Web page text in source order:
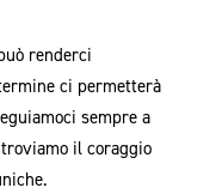
renderci
ci permetterà
sempre a
il coraggio